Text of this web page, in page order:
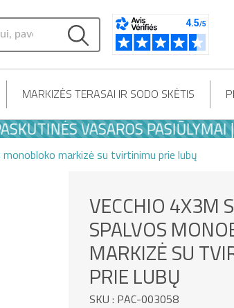
MARKIZĖS TERASAI IR SODO SKĖTIS
VASAROS PASIŪLYMAI | -
monobloko markizė su tvirtinimu prie lubų
VECCHIO 4X3M
SPALVOS
MARKIZĖ SU
PRIE LUBŲ
SKU : PAC-003058